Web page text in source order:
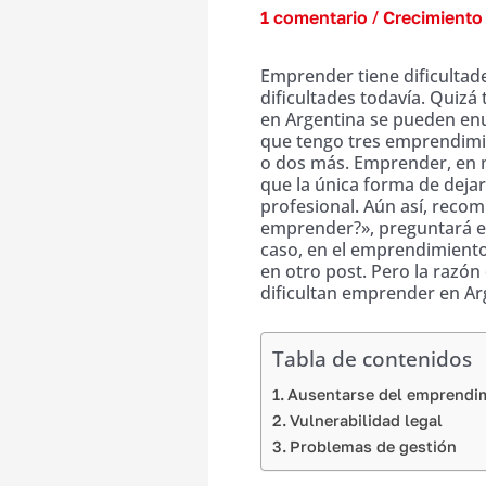
1 comentario / Crecimiento
Emprender tiene
dificultades todavía.
en Argentina se pueden
que tengo tres
o dos más. Emprender, en
que la única forma de
profesional. Aún así,
emprender?», preguntará
caso, en el
en otro post. Pero la razón
dificultan emprender en
Tabla de contenidos
Ausentarse del
Vulnerabilidad legal
Problemas de gestión